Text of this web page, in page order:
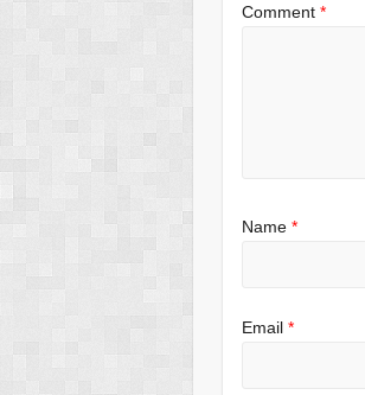
Comment*
Name*
Email*